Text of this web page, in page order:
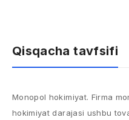
Qisqacha tavfsifi
Monopol hokimiyat. Firma
hokimiyat darajasi ushbu